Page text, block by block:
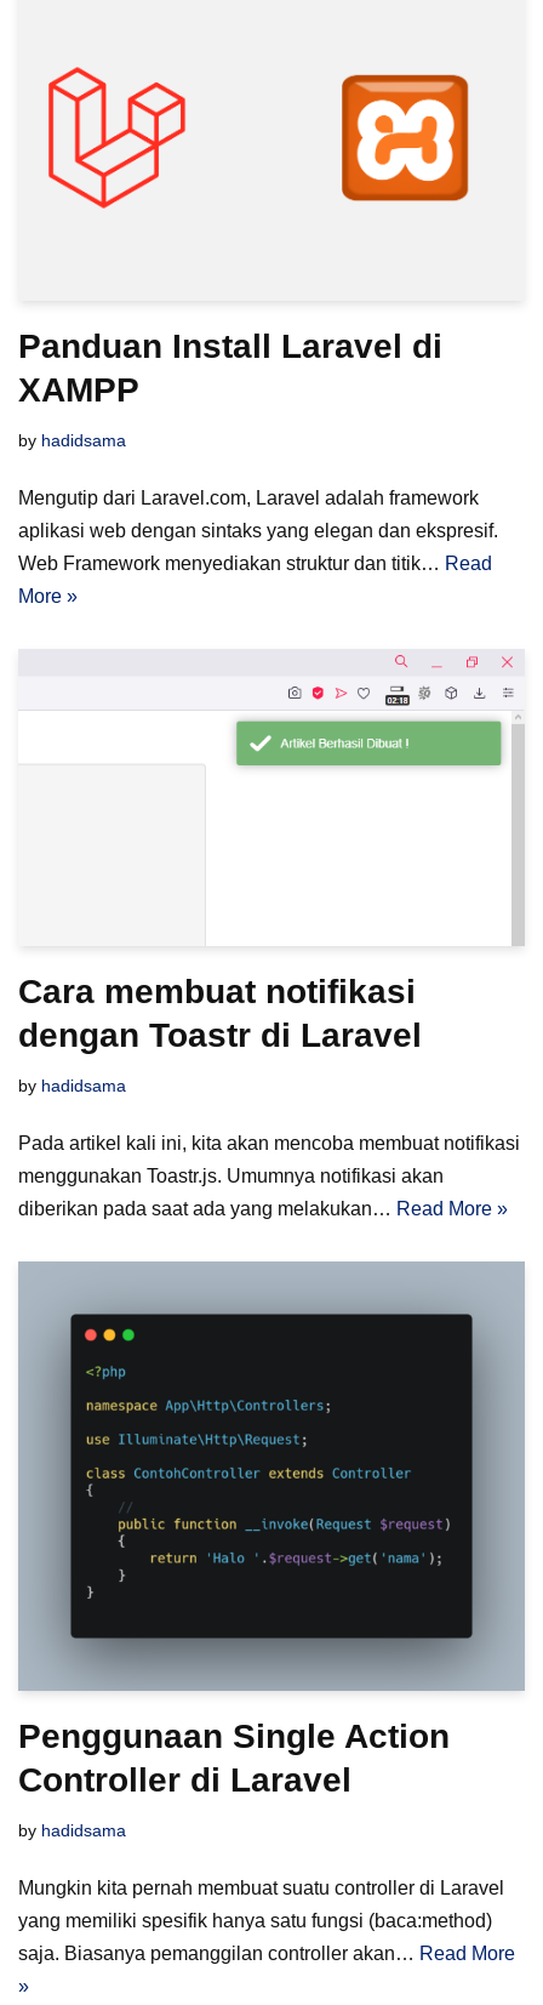
Panduan Install Laravel di
XAMPP
by hadidsama
Mengutip dari Laravel.com, Laravel adalah framework
aplikasi web dengan sintaks yang elegan dan ekspresif.
Web Framework menyediakan struktur dan titik… Read
More »
Cara membuat notifikasi
dengan Toastr di Laravel
by hadidsama
Pada artikel kali ini, kita akan mencoba membuat notifikasi
menggunakan Toastr.js. Umumnya notifikasi akan
diberikan pada saat ada yang melakukan… Read More »
Penggunaan Single Action
Controller di Laravel
by hadidsama
Mungkin kita pernah membuat suatu controller di Laravel
yang memiliki spesifik hanya satu fungsi (baca:method)
saja. Biasanya pemanggilan controller akan… Read More
»